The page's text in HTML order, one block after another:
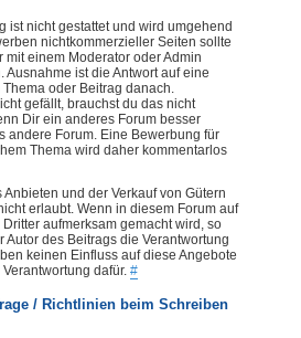
ist nicht gestattet und wird umgehend
nichtkommerzieller Seiten sollte
mit einem Moderator oder Admin
ist die Antwort auf eine
oder Beitrag danach.
gefällt, brauchst du das nicht
Dir ein anderes Forum besser
andere Forum. Eine Bewerbung für
Thema wird daher kommentarlos
Anbieten und der Verkauf von Gütern
erlaubt. Wenn in diesem Forum auf
aufmerksam gemacht wird, so
Autor des Beitrags die Verantwortung
keinen Einfluss auf diese Angebote
dafür. #
/ Richtlinien beim Schreiben